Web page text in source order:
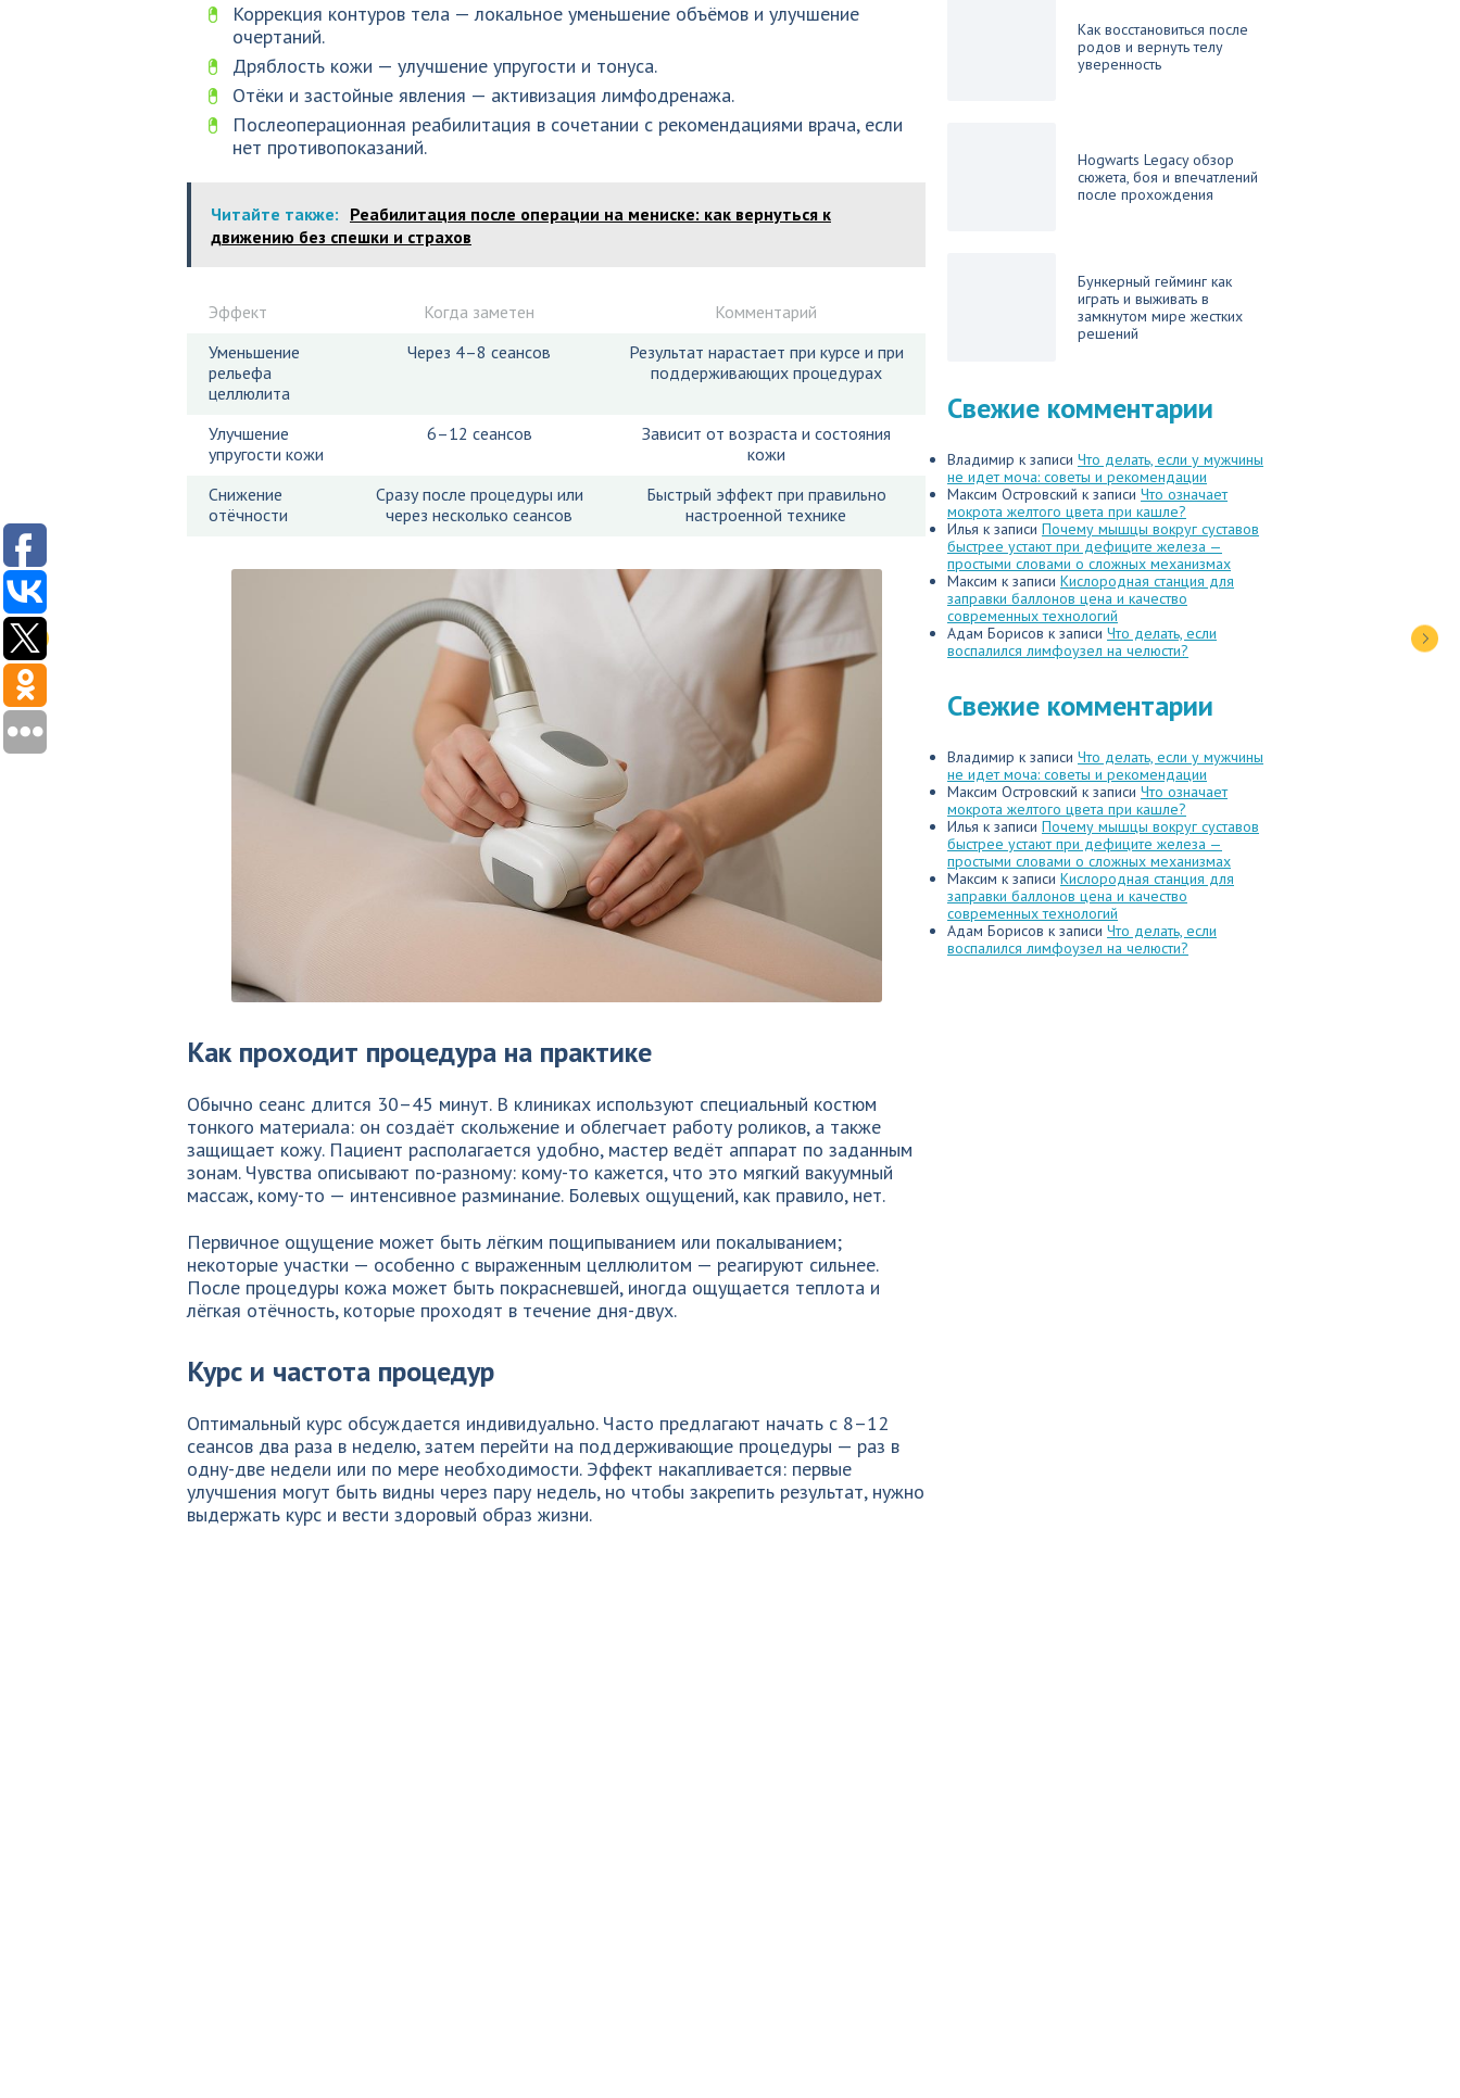
Коррекция контуров тела — локальное уменьшение объёмов и улучшение
очертаний.
Дряблость кожи — улучшение упругости и тонуса.
Отёки и застойные явления — активизация лимфодренажа.
Послеоперационная реабилитация в сочетании с рекомендациями врача, если
нет противопоказаний.
Читайте также: Реабилитация после операции на мениске: как вернуться к
движению без спешки и страхов
Эффект Когда заметен
Комментарий
Уменьшение
рельефа
целлюлита
Через 4–8 сеансов
Результат нарастает при курсе и при
поддерживающих процедурах
Улучшение
упругости кожи
6–12 сеансов
Зависит от возраста и состояния
кожи
Снижение
отёчности
Сразу после процедуры или
через несколько сеансов
Быстрый эффект при правильно
настроенной технике
Как проходит процедура на практике
Обычно сеанс длится 30–45 минут. В клиниках используют специальный костюм
тонкого материала: он создаёт скольжение и облегчает работу роликов, а также
защищает кожу. Пациент располагается удобно, мастер ведёт аппарат по заданным
зонам. Чувства описывают по-разному: кому-то кажется, что это мягкий вакуумный
массаж, кому-то — интенсивное разминание. Болевых ощущений, как правило, нет.
Первичное ощущение может быть лёгким пощипыванием или покалыванием;
некоторые участки — особенно с выраженным целлюлитом — реагируют сильнее.
После процедуры кожа может быть покрасневшей, иногда ощущается теплотa и
лёгкая отёчность, которые проходят в течение дня-двух.
Курс и частота процедур
Оптимальный курс обсуждается индивидуально. Часто предлагают начать с 8–12
сеансов два раза в неделю, затем перейти на поддерживающие процедуры — раз в
одну-две недели или по мере необходимости. Эффект накапливается: первые
улучшения могут быть видны через пару недель, но чтобы закрепить результат, нужно
выдержать курс и вести здоровый образ жизни.
Как восстановиться после
родов и вернуть телу
уверенность
Hogwarts Legacy обзор
сюжета, боя и впечатлений
после прохождения
Бункерный гейминг как
играть и выживать в
замкнутом мире жестких
решений
Свежие комментарии
Владимир к записи Что делать, если у мужчины
не идет моча: советы и рекомендации
Максим Островский к записи Что означает
мокрота желтого цвета при кашле?
Илья к записи Почему мышцы вокруг суставов
быстрее устают при дефиците железа —
простыми словами о сложных механизмах
Максим к записи Кислородная станция для
заправки баллонов цена и качество
современных технологий
Адам Борисов к записи Что делать, если
воспалился лимфоузел на челюсти?
Свежие комментарии
Владимир к записи Что делать, если у мужчины
не идет моча: советы и рекомендации
Максим Островский к записи Что означает
мокрота желтого цвета при кашле?
Илья к записи Почему мышцы вокруг суставов
быстрее устают при дефиците железа —
простыми словами о сложных механизмах
Максим к записи Кислородная станция для
заправки баллонов цена и качество
современных технологий
Адам Борисов к записи Что делать, если
воспалился лимфоузел на челюсти?